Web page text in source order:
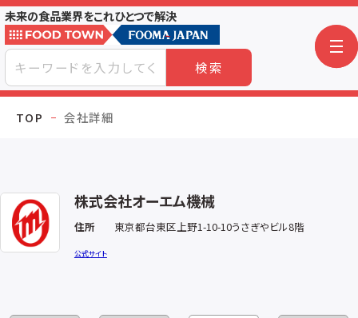
未来の食品業界をこれひとつで解決
検索
TOP 会社詳細
株式会社オーエム機械
住所 東京都台東区上野1-10-10うさぎやビル8階
公式サイト